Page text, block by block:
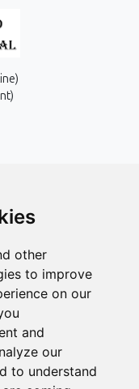
other
to improve
on our
and
our
to understand
and APC
Malpractice
Policy